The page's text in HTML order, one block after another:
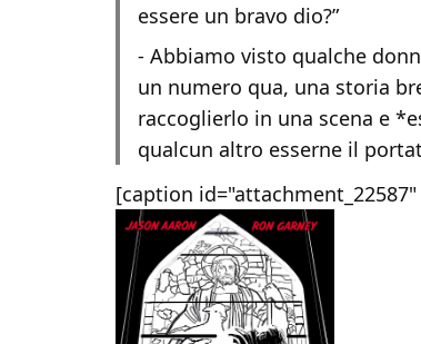
essere un bravo dio?”
- Abbiamo visto qualche
un numero qua, una storia
raccoglierlo in una scena e
qualcun altro esserne il
[caption